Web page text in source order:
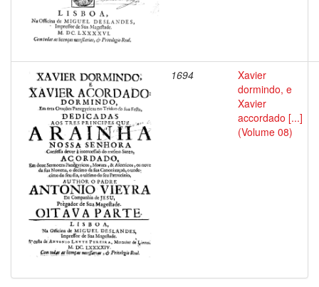
1694
Xavier
dormindo, e
Xavier
accordado [...]
(Volume 08)